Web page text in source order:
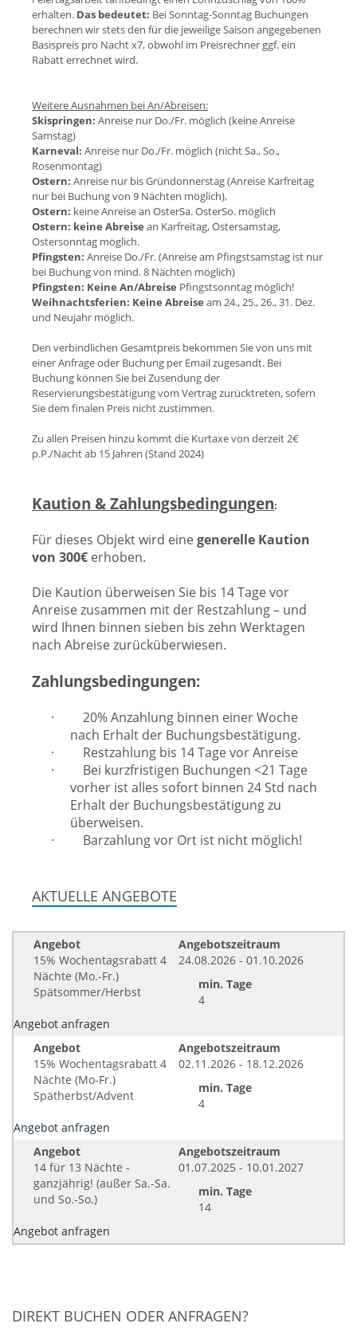
erhalten. Das bedeutet: Bei Sonntag-Sonntag Buchungen
berechnen wir stets den für die jeweilige Saison angegebenen
Basispreis pro Nacht x7, obwohl im Preisrechner ggf. ein
Rabatt errechnet wird.
Weitere Ausnahmen bei An/Abreisen:
Skispringen: Anreise nur Do./Fr. möglich (keine Anreise
Samstag)
Karneval: Anreise nur Do./Fr. möglich (nicht Sa., So.,
Rosenmontag)
Ostern: Anreise nur bis Gründonnerstag (Anreise Karfreitag
nur bei Buchung von 9 Nächten möglich),
Ostern: keine Anreise an OsterSa. OsterSo. möglich
Ostern: keine Abreise an Karfreitag, Ostersamstag,
Ostersonntag möglich.
Pfingsten: Anreise Do./Fr. (Anreise am Pfingstsamstag ist nur
bei Buchung von mind. 8 Nächten möglich)
Pfingsten: Keine An/Abreise Pfingstsonntag möglich!
Weihnachtsferien: Keine Abreise am 24., 25., 26., 31. Dez.
und Neujahr möglich.
Den verbindlichen Gesamtpreis bekommen Sie von uns mit
einer Anfrage oder Buchung per Email zugesandt. Bei
Buchung können Sie bei Zusendung der
Reservierungsbestätigung vom Vertrag zurücktreten, sofern
Sie dem finalen Preis nicht zustimmen.
Zu allen Preisen hinzu kommt die Kurtaxe von derzeit 2€
p.P./Nacht ab 15 Jahren (Stand 2024)
Kaution & Zahlungsbedingungen:
Für dieses Objekt wird einegenerelle Kaution
von 300€ erhoben.
Die Kaution überweisen Sie bis 14 Tage vor
Anreise zusammen mit der Restzahlung – und
wird Ihnen binnen sieben bis zehn Werktagen
nach Abreise zurücküberwiesen.
Zahlungsbedingungen:
· 20% Anzahlung binnen einer Woche
nach Erhalt der Buchungsbestätigung.
· Restzahlung bis 14 Tage vor Anreise
· Bei kurzfristigen Buchungen <21 Tage
vorher ist alles sofort binnen 24 Std nach
Erhalt der Buchungsbestätigung zu
überweisen.
· Barzahlung vor Ort ist nicht möglich!
AKTUELLE ANGEBOTE
Angebot
15% Wochentagsrabatt 4
Nächte (Mo.-Fr.)
Spätsommer/Herbst
Angebotszeitraum
24.08.2026 - 01.10.2026
min. Tage
4
Angebot anfragen
Angebot
15% Wochentagsrabatt 4
Nächte (Mo-Fr.)
Spätherbst/Advent
Angebotszeitraum
02.11.2026 - 18.12.2026
min. Tage
4
Angebot anfragen
Angebot
14 für 13 Nächte -
ganzjährig! (außer Sa.-Sa.
und So.-So.)
Angebotszeitraum
01.07.2025 - 10.01.2027
min. Tage
14
Angebot anfragen
DIREKT BUCHEN ODER ANFRAGEN?